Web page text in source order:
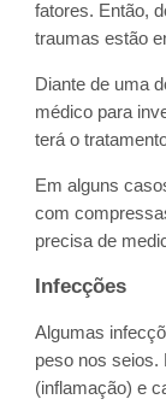
fatores. Então,
traumas estão
Diante de uma
médico para
terá o
Em alguns
com
precisa de
Infecções
Algumas
peso nos
(inflamação) e